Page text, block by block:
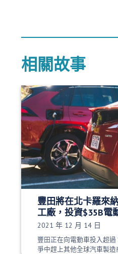
相關故事
豐田將在北卡羅來
工廠，投資$35B電
發布日期：
2021 年 12 月 14 日
豐田正在向電動車投入超
爭中趕上其他全球汽車製造